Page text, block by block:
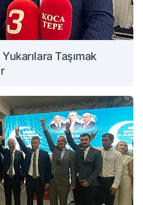
Taşımak